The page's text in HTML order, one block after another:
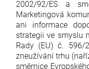
2002/92/ES a
Marketingová
ani informace
strategii ve smyslu
Rady (EU) č.
zneužívání trhu
směrnice